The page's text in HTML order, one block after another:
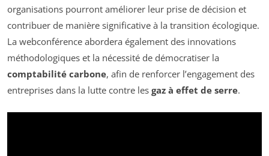
organisations pourront améliorer leur prise de décision et
contribuer de manière significative à la transition écologique.
La webconférence abordera également des innovations
méthodologiques et la nécessité de démocratiser la
comptabilité carbone, afin de renforcer l’engagement des
entreprises dans la lutte contre les gaz à effet de serre.